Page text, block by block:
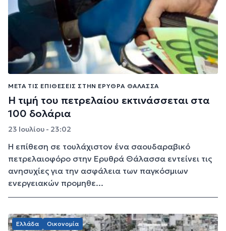
ΜΕΤΆ ΤΙΣ ΕΠΙΘΈΣΕΙΣ ΣΤΗΝ ΕΡΥΘΡΆ ΘΆΛΑΣΣΑ
Η τιμή του πετρελαίου εκτινάσσεται στα
100 δολάρια
23 Ιουλίου - 23:02
Η επίθεση σε τουλάχιστον ένα σαουδαραβικό
πετρελαιοφόρο στην Ερυθρά Θάλασσα εντείνει τις
ανησυχίες για την ασφάλεια των παγκόσμιων
ενεργειακών προμηθε...
Ελλάδα Οικονομία